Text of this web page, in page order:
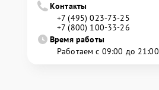
Контакты
+7 (495) 023-73-25
+7 (800) 100-33-26
Время работы
Работаем с 09:00 до 21:00